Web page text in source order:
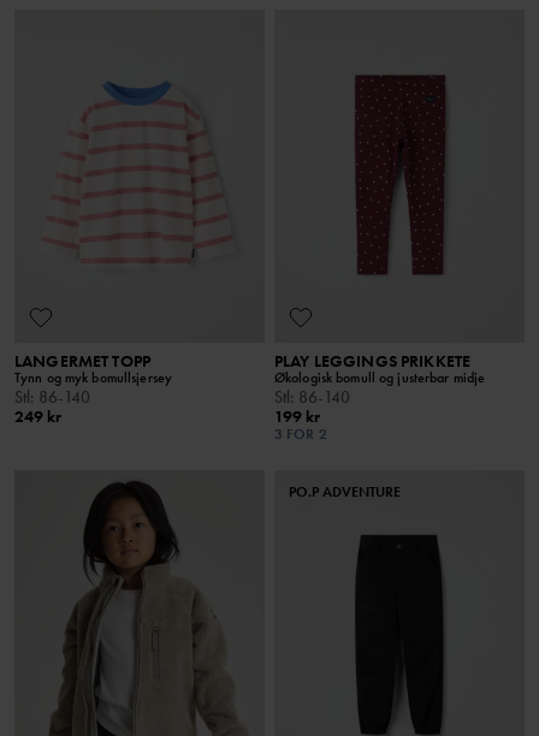
LANGERMET TOPP
Tynn og myk bomullsjersey
Stl: 86-140
249 kr
PLAY LEGGINGS PRIKKETE
Økologisk bomull og justerbar midje
Stl: 86-140
199 kr
3 FOR 2
PO.P ADVENTURE